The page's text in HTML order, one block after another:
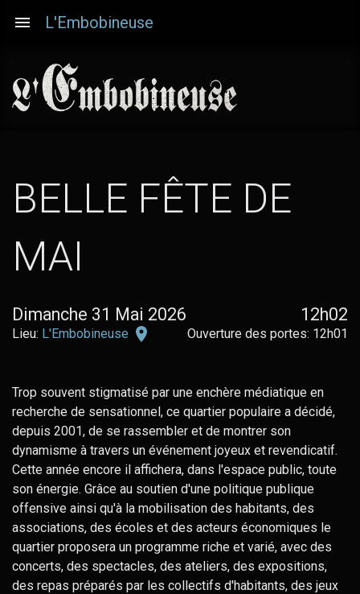
principal
L'Embobineuse
BELLE FÊTE DE
MAI
Dimanche 31 Mai 2026 12h02
Lieu: L'Embobineuse
L'Embobineuse
Maps
Ouverture des portes: 12h01
Trop souvent stigmatisé par une enchère médiatique en
recherche de sensationnel, ce quartier populaire a décidé,
depuis 2001, de se rassembler et de montrer son
dynamisme à travers un événement joyeux et revendicatif.
Cette année encore il affichera, dans l'espace public, toute
son énergie. Grâce au soutien d'une politique publique
offensive ainsi qu'à la mobilisation des habitants, des
associations, des écoles et des acteurs économiques le
quartier proposera un programme riche et varié, avec des
concerts, des spectacles, des ateliers, des expositions,
des repas préparés par les collectifs d'habitants, des jeux